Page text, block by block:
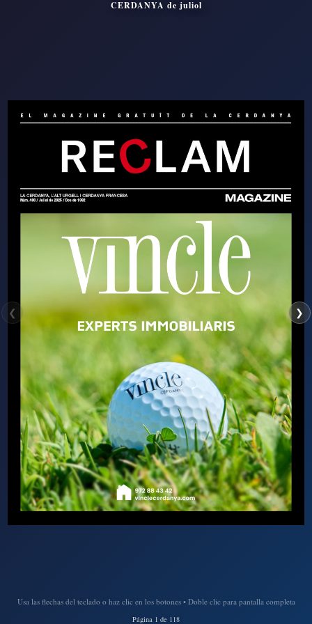
CERDANYA de juliol
❮ ❯
Página 1 de 118
Usa las flechas del teclado o haz clic en los botones • Doble clic para pantalla completa